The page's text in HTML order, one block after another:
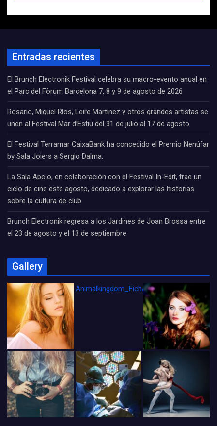
Entradas recientes
El Brunch Electronik Festival celebra su macro-evento anual en
el Parc del Fòrum Barcelona 7, 8 y 9 de agosto de 2026
Rosario, Miguel Ríos, Leire Martínez y otros grandes artistas se
unen al Festival Mar d’Estiu del 31 de julio al 17 de agosto
El Festival Terramar CaixaBank ha concedido el Premio Nenúfar
by Sala Joiers a Sergio Dalma.
La Sala Apolo, en colaboración con el Festival In-Edit, trae un
ciclo de cine este agosto, dedicado a explorar las historias
sobre la cultura de club
Brunch Electronik regresa a los Jardines de Joan Brossa entre
el 23 de agosto y el 13 de septiembre
Gallery
Animalkingdom_FichaCine